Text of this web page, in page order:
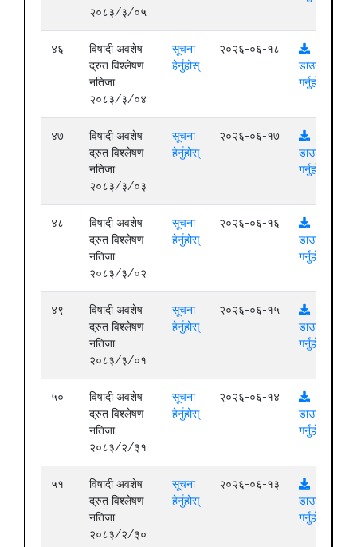
२०८३/३/०५
४६
विषादी अवशेष
द्रुत विश्लेषण
नतिजा
२०८३/३/०४
सूचना
हेर्नुहोस्
२०२६-०६-१८
डाउनलोड
गर्नुहोस्
४७
विषादी अवशेष
द्रुत विश्लेषण
नतिजा
२०८३/३/०३
सूचना
हेर्नुहोस्
२०२६-०६-१७
डाउनलोड
गर्नुहोस्
४८
विषादी अवशेष
द्रुत विश्लेषण
नतिजा
२०८३/३/०२
सूचना
हेर्नुहोस्
२०२६-०६-१६
डाउनलोड
गर्नुहोस्
४९
विषादी अवशेष
द्रुत विश्लेषण
नतिजा
२०८३/३/०१
सूचना
हेर्नुहोस्
२०२६-०६-१५
डाउनलोड
गर्नुहोस्
५०
विषादी अवशेष
द्रुत विश्लेषण
नतिजा
२०८३/२/३१
सूचना
हेर्नुहोस्
२०२६-०६-१४
डाउनलोड
गर्नुहोस्
५१
विषादी अवशेष
द्रुत विश्लेषण
नतिजा
२०८३/२/३०
सूचना
हेर्नुहोस्
२०२६-०६-१३
डाउनलोड
गर्नुहोस्